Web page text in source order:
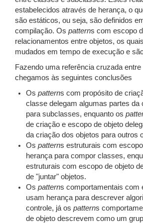
estabelecidos através de herança, o
são estáticos, ou seja, são definidos
compilação. Os patterns com escopo
relacionamentos entre objetos, os
mudados em tempo de execução e
Fazendo uma referência cruzada
chegamos às seguintes conclusões
Ospatterns com propósito de
classe delegam algumas partes da
para subclasses, enquanto os
de criação e escopo de objeto
da criação dos objetos para outros
Ospatterns estruturais com
herança para compor classes,
estruturais com escopo de objeto
de "juntar" objetos.
Ospatterns comportamentais com
usam herança para descrever
controle, já ospatterns
de objeto descrevem como um